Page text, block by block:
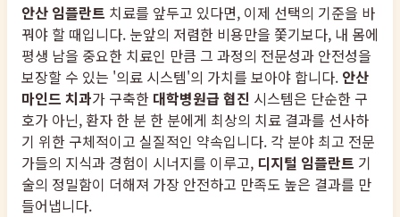
안산 임플란트 치료를 앞두고 있다면, 이제 선택의 기준을 바
꿔야 할 때입니다. 눈앞의 저렴한 비용만을 쫓기보다, 내 몸에
평생 남을 중요한 치료인 만큼 그 과정의 전문성과 안전성을
보장할 수 있는 '의료 시스템'의 가치를 보아야 합니다. 안산
마인드 치과가 구축한 대학병원급 협진 시스템은 단순한 구
호가 아닌, 환자 한 분 한 분에게 최상의 치료 결과를 선사하
기 위한 구체적이고 실질적인 약속입니다. 각 분야 최고 전문
가들의 지식과 경험이 시너지를 이루고, 디지털 임플란트 기
술의 정밀함이 더해져 가장 안전하고 만족도 높은 결과를 만
들어냅니다.